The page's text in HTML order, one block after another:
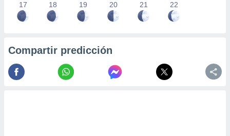
17 18 19 20 21 22
Compartir predicción